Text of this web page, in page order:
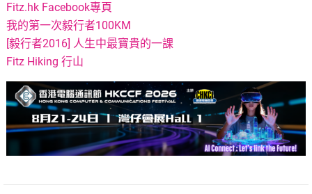
Fitz.hk Facebook專頁
我的第一次毅行者100KM
[毅行者2016] 人生中最寶貴的一課
Fitz Hiking 行山